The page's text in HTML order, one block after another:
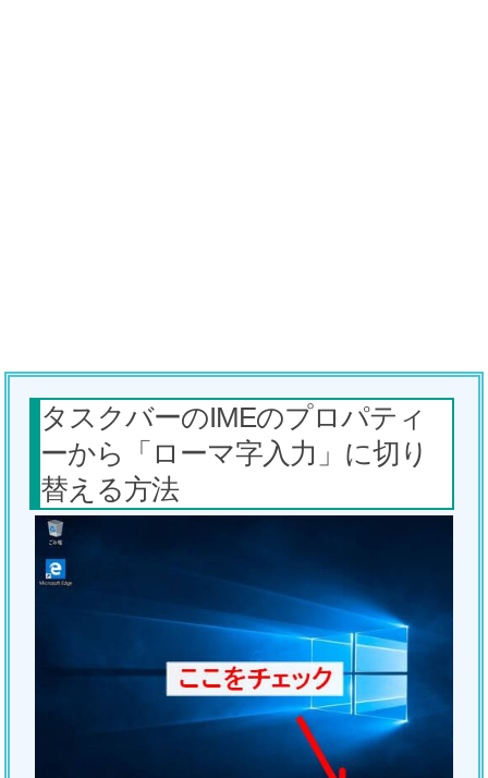
タスクバーのIMEのプロパティ
ーから「ローマ字入力」に切り
替える方法